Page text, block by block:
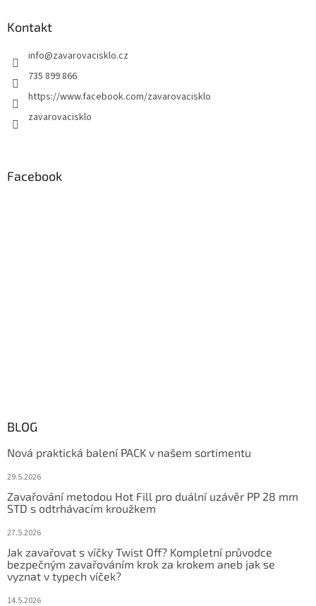
Kontakt
info@zavarovacisklo.cz
735 899 866
https://www.facebook.com/zavarovacisklo
zavarovacisklo
Facebook
BLOG
Nová praktická balení PACK v našem sortimentu
29.5.2026
Zavařování metodou Hot Fill pro duální uzávěr PP 28 mm
STD s odtrhávacím kroužkem
27.5.2026
Jak zavařovat s víčky Twist Off? Kompletní průvodce
bezpečným zavařováním krok za krokem aneb jak se
vyznat v typech víček?
14.5.2026